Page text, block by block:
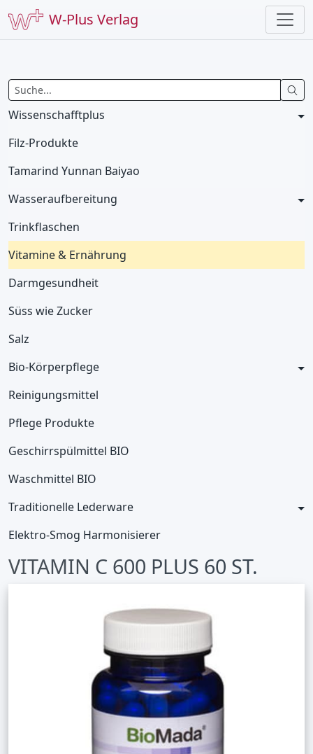
W-Plus Verlag
Wissenschafftplus
Filz-Produkte
Tamarind Yunnan Baiyao
Wasseraufbereitung
Trinkflaschen
Vitamine & Ernährung
Darmgesundheit
Süss wie Zucker
Salz
Bio-Körperpflege
Reinigungsmittel
Pflege Produkte
Geschirrspülmittel BIO
Waschmittel BIO
Traditionelle Lederware
Elektro-Smog Harmonisierer
VITAMIN C 600 PLUS 60 ST.